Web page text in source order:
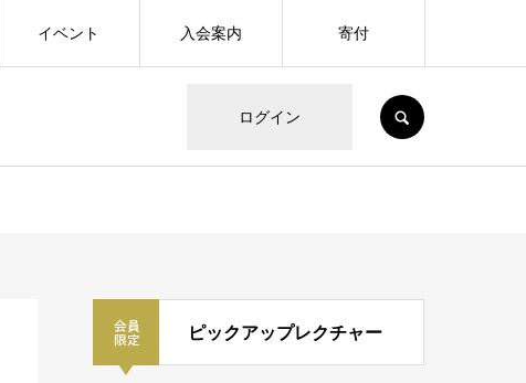
ログイン
イベント 入会案内 寄付
ピックアップレクチャー